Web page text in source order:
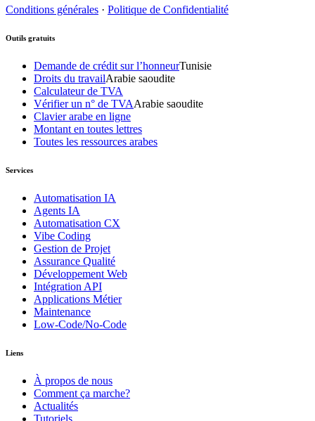
Conditions générales · Politique de Confidentialité
Outils gratuits
Demande de crédit sur l’honneurTunisie
Droits du travailArabie saoudite
Calculateur de TVA
Vérifier un n° de TVAArabie saoudite
Clavier arabe en ligne
Montant en toutes lettres
Toutes les ressources arabes
Services
Automatisation IA
Agents IA
Automatisation CX
Vibe Coding
Gestion de Projet
Assurance Qualité
Développement Web
Intégration API
Applications Métier
Maintenance
Low-Code/No-Code
Liens
À propos de nous
Comment ça marche?
Actualités
Tutoriels